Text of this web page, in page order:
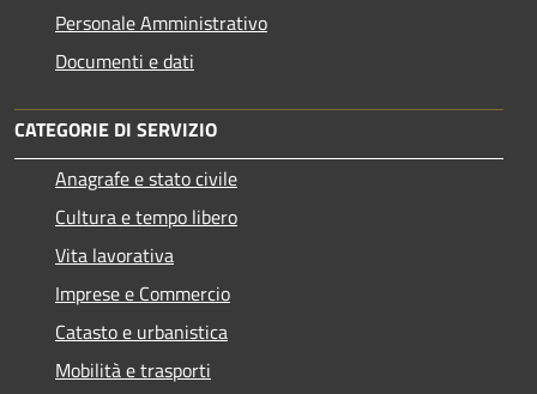
Personale Amministrativo
Documenti e dati
CATEGORIE DI SERVIZIO
Anagrafe e stato civile
Cultura e tempo libero
Vita lavorativa
Imprese e Commercio
Catasto e urbanistica
Mobilità e trasporti